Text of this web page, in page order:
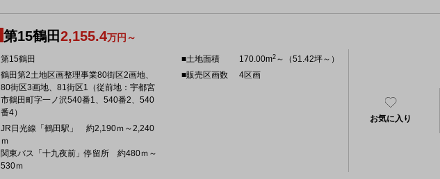
第15鶴田2,155.4万円～
第15鶴田
鶴田第2土地区画整理事業80街区2画地、
80街区3画地、81街区1（従前地：宇都宮
市鶴田町字一ノ沢540番1、540番2、540
番4）
JR日光線「鶴田駅」 約2,190ｍ～2,240
ｍ
関東バス「十九夜前」停留所 約480ｍ～
530ｍ
■土地面積 170.00m2 ～（51.42坪～）
■販売区画数
4区画
お気に入り